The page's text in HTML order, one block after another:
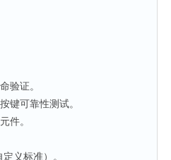
验证。
键可靠性测试。
件。
义标准）。